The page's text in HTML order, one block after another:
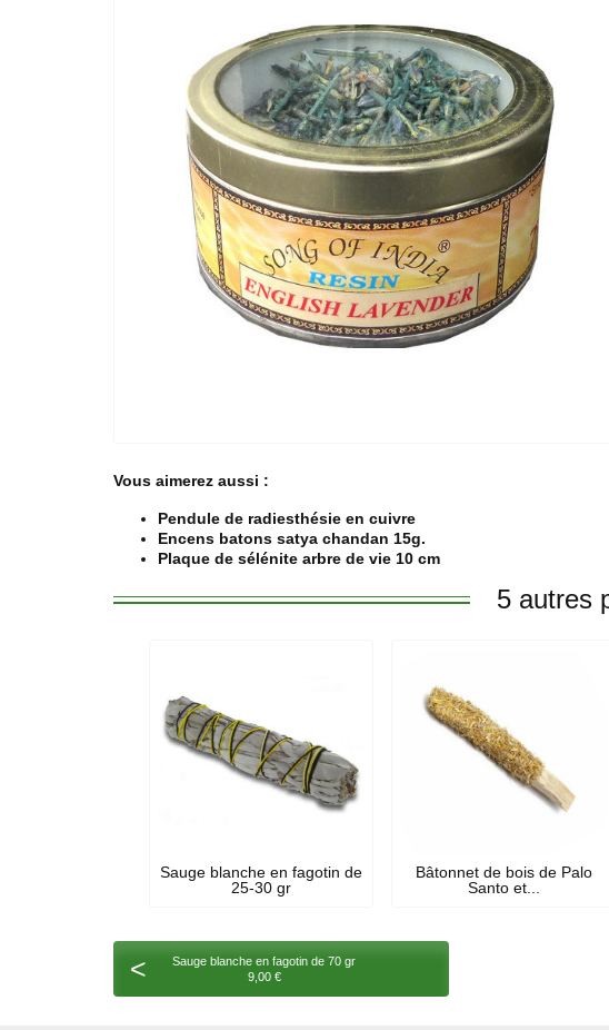
Vous aimerez aussi :
Pendule de radiesthésie en cuivre
Encens batons satya chandan 15g.
Plaque de sélénite arbre de vie 10 cm
5 autres
Sauge blanche en fagotin de
25-30 gr
Bâtonnet de bois de Palo
Santo et...
<
Sauge blanche en fagotin de 70 gr
9,00 €